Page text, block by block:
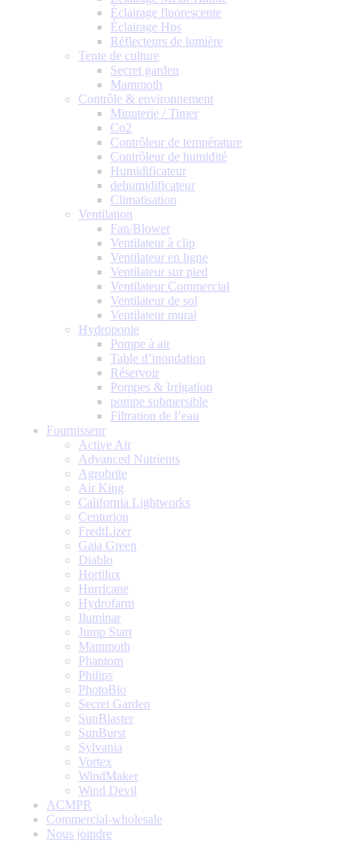
Éclairage fluorescente
Éclairage Hps
Réflecteurs de lumière
Tente de culture
Secret garden
Mammoth
Contrôle & environnement
Minuterie / Timer
Co2
Contrôleur de température
Contrôleur de humidité
Humidificateur
dehumidificateur
Climatisation
Ventilation
Fan/Blower
Ventilateur à clip
Ventilateur en ligne
Ventilateur sur pied
Ventilateur Commercial
Ventilateur de sol
Ventilateur mural
Hydroponie
Pompe à air
Table d’inondation
Réservoir
Pompes & Irrigation
pompe submersible
Filtration de l’eau
Fournisseur
Active Air
Advanced Nutrients
Agrobrite
Air King
California Lightworks
Centurion
FredtLizer
Gaia Green
Diablo
Hortilux
Hurricane
Hydrofarm
Iluminar
Jump Start
Mammoth
Phantom
Philips
PhotoBio
Secret Garden
SunBlaster
SunBurst
Sylvania
Vortex
WindMaker
Wind Devil
ACMPR
Commercial-wholesale
Nous joindre